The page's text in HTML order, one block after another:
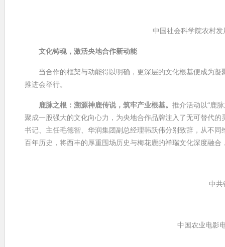
中国社会科学院农村
文化铸魂，激活央地合作新动能
当合作的框架与动能得以明确，更深层的文化根基便成为凝
推进会举行。
鹿脉之根：溯源神鹿传说，筑牢产业根基。推介活动以“鹿
聚成一股强大的文化向心力，为央地合作品牌注入了无可替代
书记、主任毛德智、华润集团副总经理韩跃伟分别致辞，从不
百年历史，将西丰的厚重围场历史与梅花鹿的祥瑞文化深度融
中共
中国农业电影